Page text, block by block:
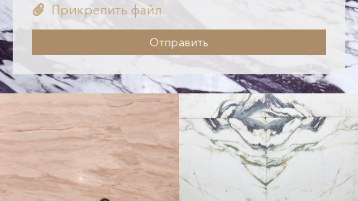
Прикрепить файл
Прикрепить файл
Отправить